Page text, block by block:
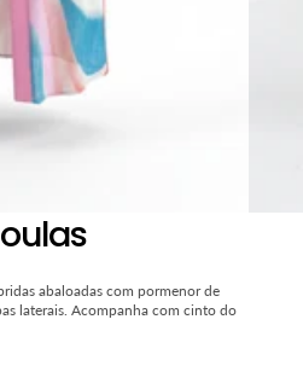
abaloadas com pormenor de
laterais. Acompanha com cinto do